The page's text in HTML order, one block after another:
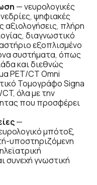
— νευρολογικές
ψηφιακές
αξιολογήσεις, πλήρη
διαγνωστικό
εξοπλισμένο
συστήματα, όπως
και διεθνώς
PET/CT Omni
Τομογράφο Signa
όλα με την
που προσφέρει
—
μπότοξ,
υποστηριζόμενη
συνεχή γνωστική